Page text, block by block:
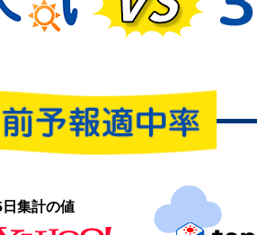
日集計の値